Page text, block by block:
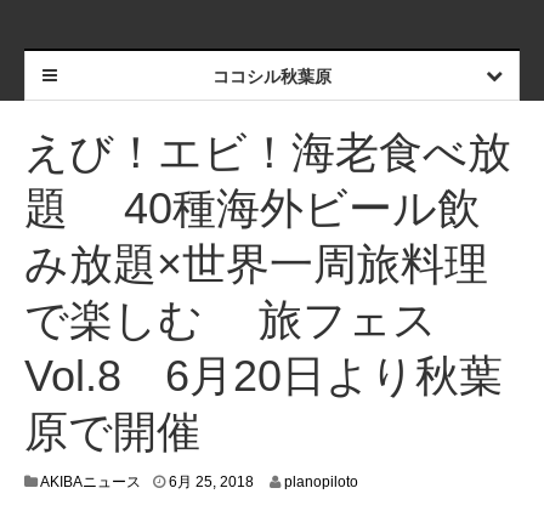
ココシル秋葉原
えび！エビ！海老食べ放
題 40種海外ビール飲
み放題×世界一周旅料理
で楽しむ 旅フェス
Vol.8 6月20日より秋葉
原で開催
AKIBAニュース 6月 25, 20186
planopiloto